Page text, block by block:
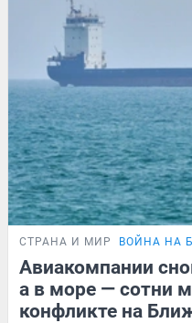
СТРАНА И МИР ВОЙНА НА
Авиакомпании
а в море — сотни
конфликте на